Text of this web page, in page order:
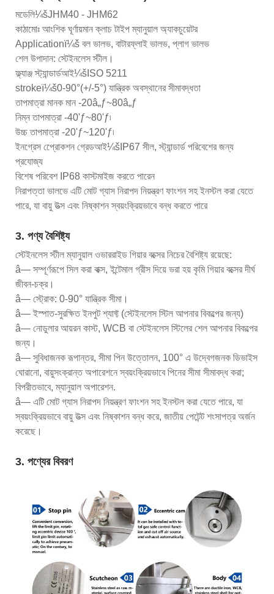
মডেলি¼šJHM40 - JHM62
কাঠামোঃ আংশিক ঘূর্ণায়মান ক্লাচ টাইপ ম্যানুয়াল অ্যাকচুয়েটর
Applicationï¼š বল ভালভ, বাটারফ্লাই ভালভ, প্লাগ ভালভ
শেল উপাদান: স্টেইনলেস স্টীল।
ফ্ল্যাঞ্জ স্ট্যান্ডার্ডআই¼šISO 5211
strokeï¼š0-90°(+/-5°) যান্ত্রিক অবস্থানের সীমাবদ্ধতা
তাপমাত্রা মানক মান -20â„ƒ~80â„ƒ
নিম্ন তাপমাত্রা -40'ƒ~80'ƒ৷
উচ্চ তাপমাত্রা -20'ƒ~120'ƒ৷
ইনগ্রেস প্রোেকশন গ্রেডআই¼šIP67 সীল, স্ট্যান্ডার্ড পরিবেশের জন্য
প্রযোজ্য
বিশেষ পরিবেশ IP68 কাস্টমাইজ করতে পারেন
নিরাপত্তা ভালভে এটি মোট গ্যাস নিরাপদ নিয়ন্ত্রণ ফাংশন সহ ইনস্টল করা যেতে
পারে, যা বায়ু উত্স এবং নিষ্কাশন স্বয়ংক্রিয়ভাবে বন্ধ করতে পারে
3. পণ্য বৈশিষ্ট্য
স্টেইনলেস স্টীল ম্যানুয়াল ওভাররাইড গিয়ার বক্সের নিচের বৈশিষ্ট্য রয়েছে:
â— সম্পূর্ণরূপে সিল করা বাক্স, ইন্টেমাল গ্রীস দিয়ে ভরা হয় কৃমি গিয়ার বক্সের দীর্ঘ
জীবন-চক্র।
â— স্ট্রোক: 0-90° যান্ত্রিক সীমা।
â— ইস্পাত-সুরক্ষিত ইনপুট শ্যাফ্ট (স্টেইনলেস স্টিল আপনার বিকল্পের জন্য)
â— নোডুলার আয়রন কাস্ট, WCB বা স্টেইনলেস স্টিলের শেল আপনার বিকল্পের
জন্য।
â— সুবিধাজনক রূপান্তর, সীমা পিন উত্তোলন, 100° এ উদ্বেগজনক ডিভাইস
ঘোরানো, বায়ুসংক্রান্ত অপারেশনে স্বয়ংক্রিয়ভাবে পিনের সীমা সীমাবদ্ধ করা;
বিপরীতভাবে, ম্যানুয়াল অপারেশন.
â— এটি মোট গ্যাস নিরাপদ নিয়ন্ত্রণ ফাংশন সহ ইনস্টল করা যেতে পারে, যা
স্বয়ংক্রিয়ভাবে বায়ু উত্স এবং নিষ্কাশন বন্ধ করে, জাতীয় পেটেন্ট শংসাপত্র অর্জন
করেছে।
3. পণ্যের বিবরণ